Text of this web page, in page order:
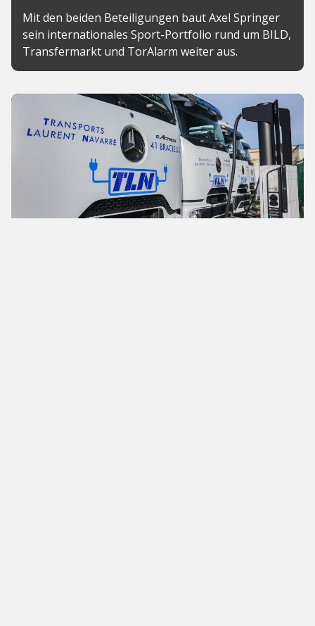
Mit den beiden Beteiligungen baut Axel Springer
sein internationales Sport-Portfolio rund um BILD,
Transfermarkt und TorAlarm weiter aus.